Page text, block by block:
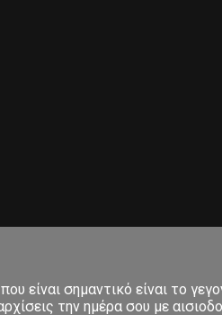
είναι σημαντικό είναι το
την ημέρα σου με